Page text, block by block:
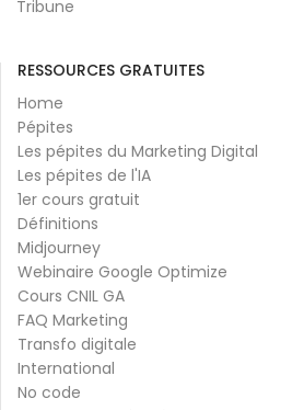
Tribune
RESSOURCES GRATUITES
Home
Pépites
Les pépites du Marketing Digital
Les pépites de l'IA
1er cours gratuit
Définitions
Midjourney
Webinaire Google Optimize
Cours CNIL GA
FAQ Marketing
Transfo digitale
International
No code